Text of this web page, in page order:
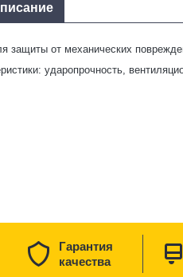
защиты от механических
ударопрочность,
Гарантия
качества